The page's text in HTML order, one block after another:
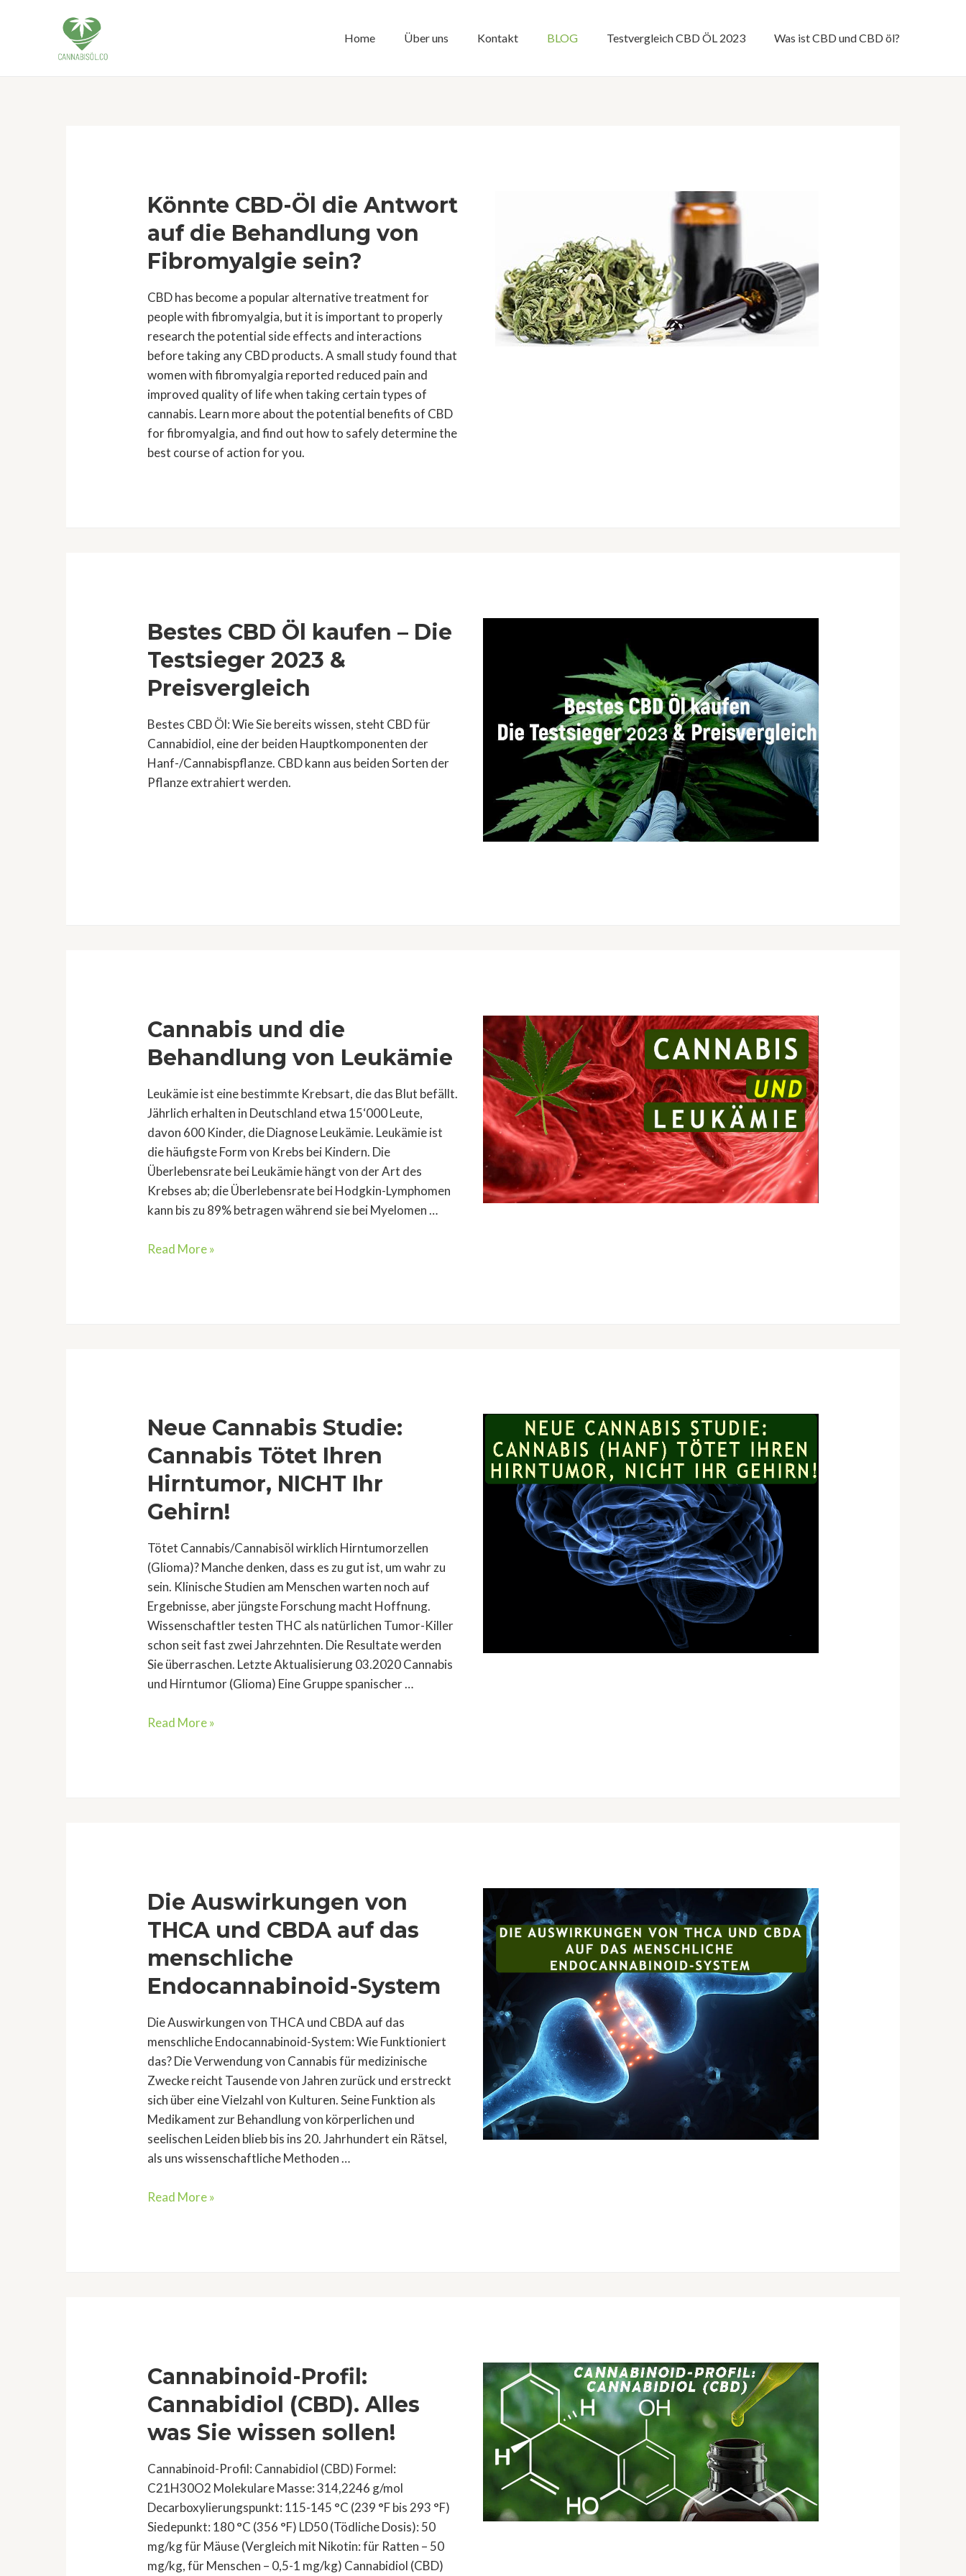
Home Über uns Kontakt BLOG Testvergleich CBD ÖL 2023 Was ist CBD und CBD öl?
Könnte CBD-Öl die Antwort
auf die Behandlung von
Fibromyalgie sein?
CBD has become a popular alternative treatment for
people with fibromyalgia, but it is important to properly
research the potential side effects and interactions
before taking any CBD products. A small study found that
women with fibromyalgia reported reduced pain and
improved quality of life when taking certain types of
cannabis. Learn more about the potential benefits of CBD
for fibromyalgia, and find out how to safely determine the
best course of action for you.
Bestes CBD Öl kaufen – Die
Testsieger 2023 &
Preisvergleich
Bestes CBD Öl: Wie Sie bereits wissen, steht CBD für
Cannabidiol, eine der beiden Hauptkomponenten der
Hanf-/Cannabispflanze. CBD kann aus beiden Sorten der
Pflanze extrahiert werden.
Cannabis und die
Behandlung von Leukämie
Leukämie ist eine bestimmte Krebsart, die das Blut befällt.
Jährlich erhalten in Deutschland etwa 15‘000 Leute,
davon 600 Kinder, die Diagnose Leukämie. Leukämie ist
die häufigste Form von Krebs bei Kindern. Die
Überlebensrate bei Leukämie hängt von der Art des
Krebses ab; die Überlebensrate bei Hodgkin-Lymphomen
kann bis zu 89% betragen während sie bei Myelomen …
Cannabis
Read More »
Neue Cannabis Studie:
Cannabis Tötet Ihren
Hirntumor, NICHT Ihr
Gehirn!
Tötet Cannabis/Cannabisöl wirklich Hirntumorzellen
(Glioma)? Manche denken, dass es zu gut ist, um wahr zu
sein. Klinische Studien am Menschen warten noch auf
Ergebnisse, aber jüngste Forschung macht Hoffnung.
Wissenschaftler testen THC als natürlichen Tumor-Killer
schon seit fast zwei Jahrzehnten. Die Resultate werden
Sie überraschen. Letzte Aktualisierung 03.2020 Cannabis
und Hirntumor (Glioma) Eine Gruppe spanischer …
Neue
Gehirn!
Read More »
Die Auswirkungen von
THCA und CBDA auf das
menschliche
Endocannabinoid-System
Die Auswirkungen von THCA und CBDA auf das
menschliche Endocannabinoid-System: Wie Funktioniert
das? Die Verwendung von Cannabis für medizinische
Zwecke reicht Tausende von Jahren zurück und erstreckt
sich über eine Vielzahl von Kulturen. Seine Funktion als
Medikament zur Behandlung von körperlichen und
seelischen Leiden blieb bis ins 20. Jahrhundert ein Rätsel,
als uns wissenschaftliche Methoden …
Die
Endocannabinoid-
Read More »
Cannabinoid-Profil:
Cannabidiol (CBD). Alles
was Sie wissen sollen!
Cannabinoid-Profil: Cannabidiol (CBD) Formel:
C21H30O2 Molekulare Masse: 314,2246 g/mol
Decarboxylierungspunkt: 115-145 °C (239 °F bis 293 °F)
Siedepunkt: 180 °C (356 °F) LD50 (Tödliche Dosis): 50
mg/kg für Mäuse (Vergleich mit Nikotin: für Ratten – 50
mg/kg, für Menschen – 0,5-1 mg/kg) Cannabidiol (CBD)